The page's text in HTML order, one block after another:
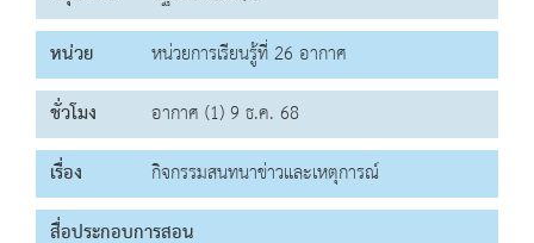
หน่วย
หน่วยการเรียนรู้ที่ 26 อากาศ
ชั่วโมง
อากาศ (1) 9 ธ.ค. 68
เรื่อง
กิจกรรมสนทนาข่าวและเหตุการณ์
สื่อประกอบการสอน